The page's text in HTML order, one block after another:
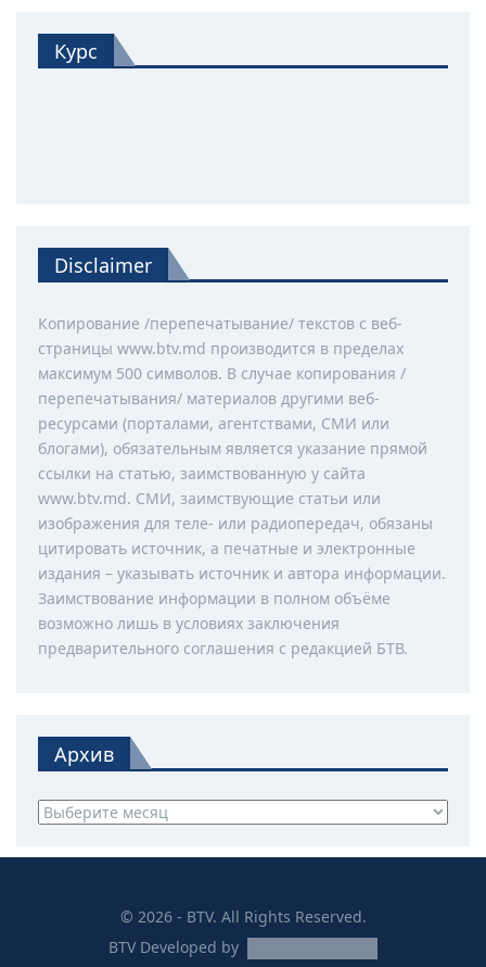
Курс
Disclaimer
Копирование /перепечатывание/ текстов с веб-
страницы www.btv.md производится в пределах
максимум 500 символов. В случае копирования /
перепечатывания/ материалов другими веб-
ресурсами (порталами, агентствами, СМИ или
блогами), обязательным является указание прямой
ссылки на статью, заимствованную у сайта
www.btv.md. СМИ, заимствующие статьи или
изображения для теле- или радиопередач, обязаны
цитировать источник, а печатные и электронные
издания – указывать источник и автора информации.
Заимствование информации в полном объёме
возможно лишь в условиях заключения
предварительного соглашения с редакцией БТВ.
Архив
Архив
© 2026 - BTV. All Rights Reserved.
BTVDeveloped by